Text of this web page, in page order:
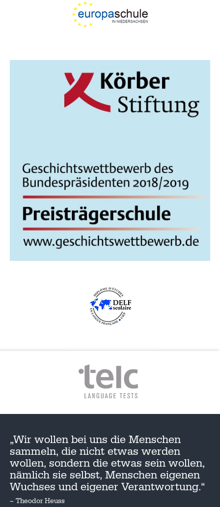
„Wir wollen bei uns die Menschen
sammeln, die nicht etwas werden
wollen, sondern die etwas sein wollen,
nämlich sie selbst, Menschen eigenen
Wuchses und eigener Verantwortung.“
– Theodor Heuss